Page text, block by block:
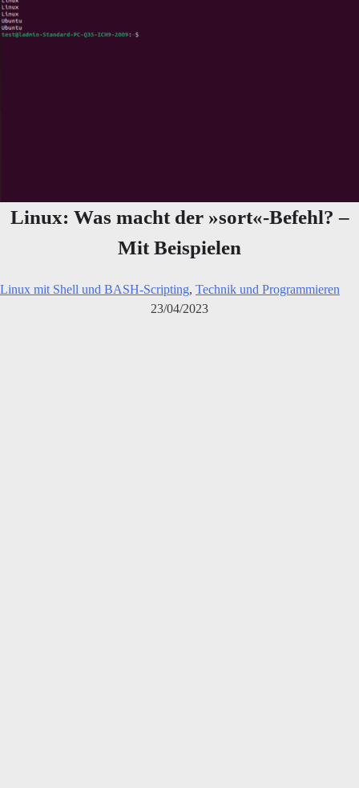
Linux: Was macht der »sort«-Befehl? –
Mit Beispielen
Linux mit Shell und BASH-Scripting, Technik und Programmieren
23/04/2023